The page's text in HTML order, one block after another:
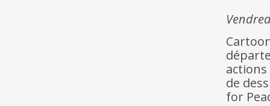
de
for